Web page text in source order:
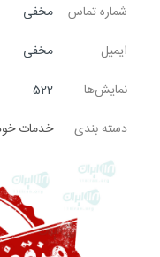
شماره تماس
مخفی
ایمیل
مخفی
نمایش‌ها
522
دسته بندی
خدمات